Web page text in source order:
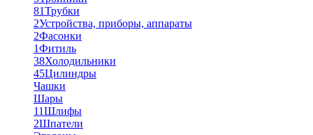
81Трубки
2Устройства, приборы, аппараты
2Фасонки
1Фитиль
38Холодильники
45Цилиндры
Чашки
Шары
11Шлифы
2Шпатели